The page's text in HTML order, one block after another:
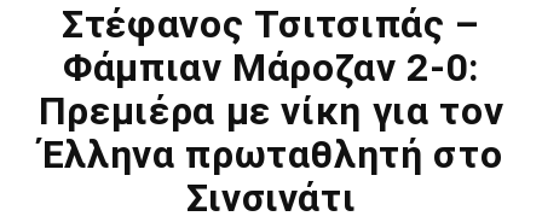
Στέφανος Τσιτσιπάς –
Φάμπιαν Μάροζαν 2-0:
Πρεμιέρα με νίκη για τον
Έλληνα πρωταθλητή στο
Σινσινάτι